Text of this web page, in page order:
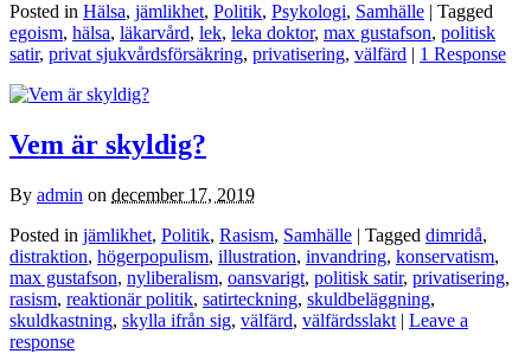
Posted in Hälsa, jämlikhet, Politik, Psykologi, Samhälle | Tagged
egoism, hälsa, läkarvård, lek, leka doktor, max gustafson, politisk
satir, privat sjukvårdsförsäkring, privatisering, välfärd | 1 Response
Vem är skyldig?
By admin on december 17, 2019
Posted in jämlikhet, Politik, Rasism, Samhälle | Tagged dimridå,
distraktion, högerpopulism, illustration, invandring, konservatism,
max gustafson, nyliberalism, oansvarigt, politisk satir, privatisering,
rasism, reaktionär politik, satirteckning, skuldbeläggning,
skuldkastning, skylla ifrån sig, välfärd, välfärdsslakt | Leave a
response